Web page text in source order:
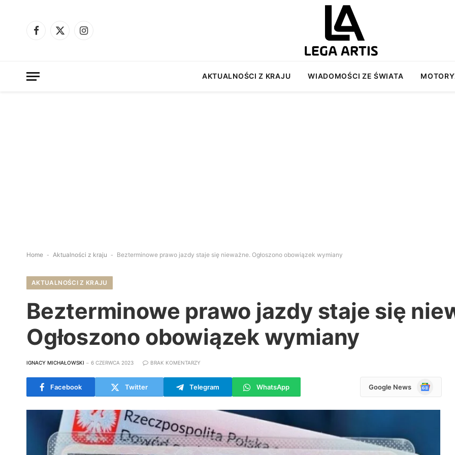
Facebook
X
Instagram
AKTUALNOŚCI Z KRAJU WIADOMOŚCI ZE ŚWIATA
Home - Aktualności z kraju - Bezterminowe prawo jazdy staje się nieważne. Ogłoszono obowiązek wymiany
AKTUALNOŚCI Z KRAJU
Bezterminowe prawo jazdy staje się
Ogłoszono obowiązek wymiany
IGNACY MICHAŁOWSKI 6 CZERWCA 2023 BRAK KOMENTARZY
Facebook Twitter Telegram WhatsApp Google News
Google